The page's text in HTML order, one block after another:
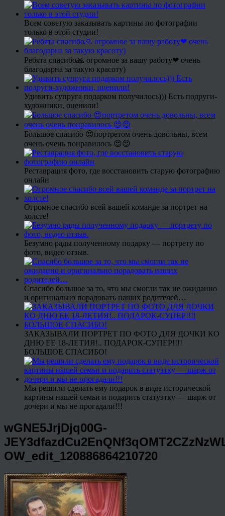
Всем советую заказывать картины по фотографии
только в этой студии!
Ребята спасибо🙏 огромное за вашу работу❤ очень
благодарна за такую красоту)
Удивить супруга подарком получилось))) Есть подруги-
художники, оценили!
Большое спасибо 😍портретом очень довольны, всем
очень очень понравилось 😍😍
Реставрация фото, где восстановить старую фотографию
онлайн
Огромное спасибо всей вашей команде за портрет на
холсте!
Безумно рады полученному подарку — портрету по
фото, видео отзыв.
Спасибо большое за то, что мы смогли так не ожиданно
и оригинально порадовать наших родителей…
ЗАКАЗЫВАЛИ ПОРТРЕТ ПО ФОТО ДЛЯ ДОЧКИ КО
ДНЮ ЕЕ 18-ЛЕТИЯ!.. ПОДАРОК-СУПЕР!!!!
БОЛЬШОЕ СПАСИБО!
Мы решили сделать ему подарок в виде исторической
картины нашей семьи и подарить статуэтку — шарж от
дочери и мы не прогадали!!!
wGNE5JrjDjq00G-
OW_edit_120886864210720